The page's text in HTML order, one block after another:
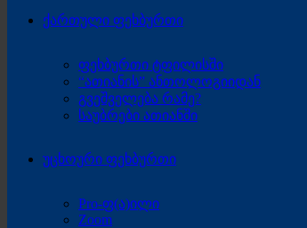
ქართული ფეხბურთი
ფეხბურთი ტფილისში
“ათიანის” ანთოლოგიიდან
გვეშველება რამე?
საუბრები ათიანში
უცხოური ფეხბურთი
Pro-ფ(ა)ილი
Zoom